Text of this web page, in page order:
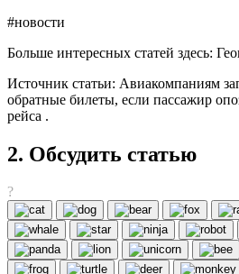
#новости
Больше интересных статей здесь:
Источник статьи: Авиакомпаниям
обратные билеты, если пассажир
рейса .
2. Обсудить статью
?